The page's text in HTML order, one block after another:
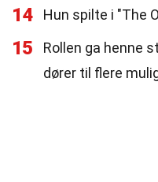
14 Hun spilte i "The
15
Rollen ga henne
dører til flere